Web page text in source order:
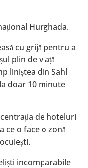
Hurghada.
cu grijă pentru a
plin de viață
liniștea din Sahl
doar 10 minute
de hoteluri
ce o face o zonă
incomparabile